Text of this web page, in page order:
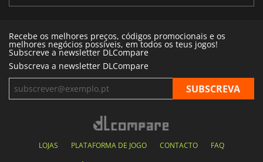
Recebe os melhores preços, códigos promocionais e os
melhores negócios possíveis, em todos os teus jogos!
Subscreve a newsletter DLCompare
Subscreva a newsletter DLCompare
LOJAS PLATAFORMA DE JOGO CONTACTO FAQ